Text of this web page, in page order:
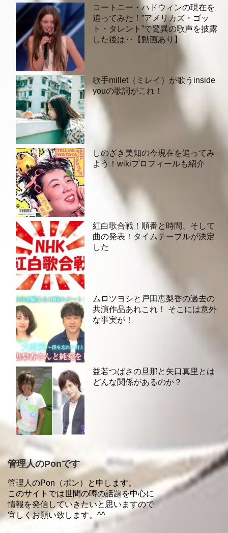
コートニー・ハドウィンの現在を
追ってみた！”アメリカズ・ゴッ
ト・タレント”で驚異の歌声を披露
した後は‥【動画あり】
歌手millet（ミレイ）が歌うinside
youの歌詞がこれ！
しのざき美知の今現在を追ってみ
よう！wikiプロフィールも紹介
紅白歌合戦！順番と時間、そして
曲の発表！タイムテーブルが決定
した
ムロツヨシと戸田恵梨香の過去の
共演作品あれこれ！ そこには意外
な事実が！
益若つばさの旦那と矢口真里とは
どんな関係があるのか？
管理人のPonです
管理人のPon（ポン）と申します。
このサイトでは世間の噂の話題を中心に
情報を発信していきたいと思いますので
宜しくお願い致します。^^